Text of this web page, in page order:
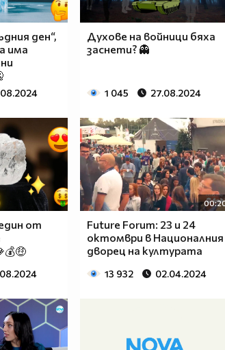
ден“,
има
Духове на войници бяха
заснети? 👻
1 045 27.08.2024
от
Future Forum: 23 и 24
октомври в Националния
дворец на културата
13 932 02.04.2024